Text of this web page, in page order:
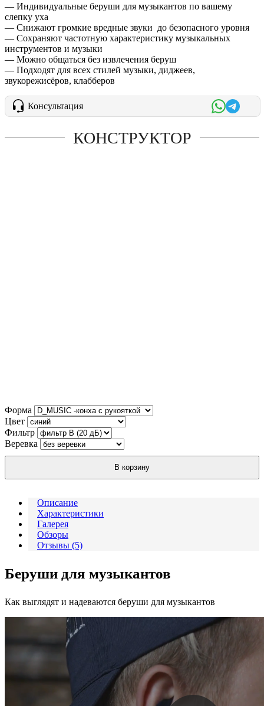
— Индивидуальные беруши для музыкантов по вашему
слепку уха
— Снижают громкие вредные звуки до безопасного уровня
— Сохраняют частотную характеристику музыкальных
инструментов и музыки
— Можно общаться без извлечения беруш
— Подходят для всех стилей музыки, диджеев,
звукорежисёров, клабберов
Консультация
КОНСТРУКТОР
Форма
Цвет
Фильтр
Веревка
В корзину
Описание
Характеристики
Галерея
Обзоры
Отзывы (5)
Беруши для музыкантов
Как выглядят и надеваются беруши для музыкантов